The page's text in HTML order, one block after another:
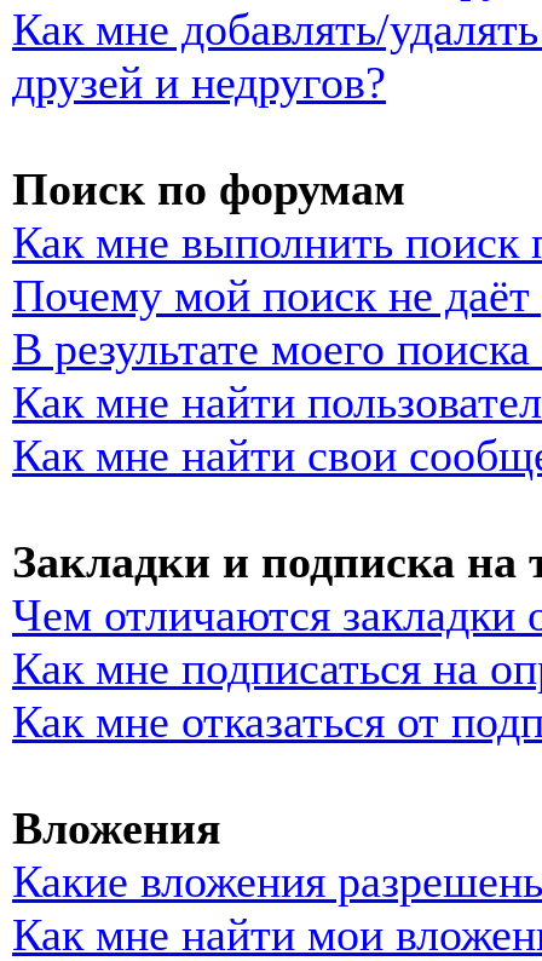
Как мне добавлять/
друзей и недругов?
Поиск по форумам
Как мне выполнить
Почему мой поиск не даёт
В результате моего
Как мне найти
Как мне найти свои
Закладки и подписка на
Чем отличаются закладки
Как мне подписаться на
Как мне отказаться от
Вложения
Какие вложения
Как мне найти мои